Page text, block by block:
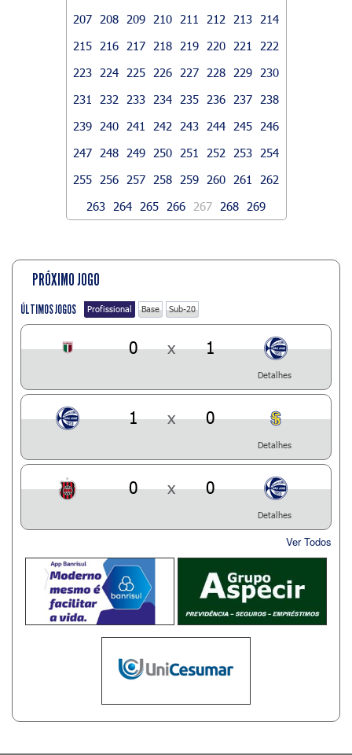
207
208 209 210 211 212 213
214
215
216 217 218 219 220 221
222
223
224 225 226 227 228 229
230
231
232 233 234 235 236 237
238
239
240 241 242 243 244 245
246
247
248 249 250 251 252 253
254
255
256 257 258 259 260 261
262
263
264 265 266 267 268 269
PRÓXIMO JOGO
ÚLTIMOS JOGOS Profissional Base Sub-20
0 x 1
Detalhes
1 x 0
Detalhes
0 x 0
Detalhes
Ver Todos